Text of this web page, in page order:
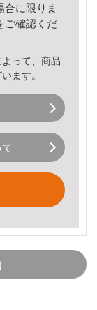
合に限りま
ご確認くだ
って、商品
ます。